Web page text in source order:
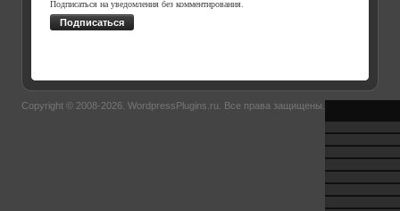
Подписаться на уведомления без комментирования.
Подписаться
Copyright © 2008-2026. WordpressPlugins.ru . Все права защищены.